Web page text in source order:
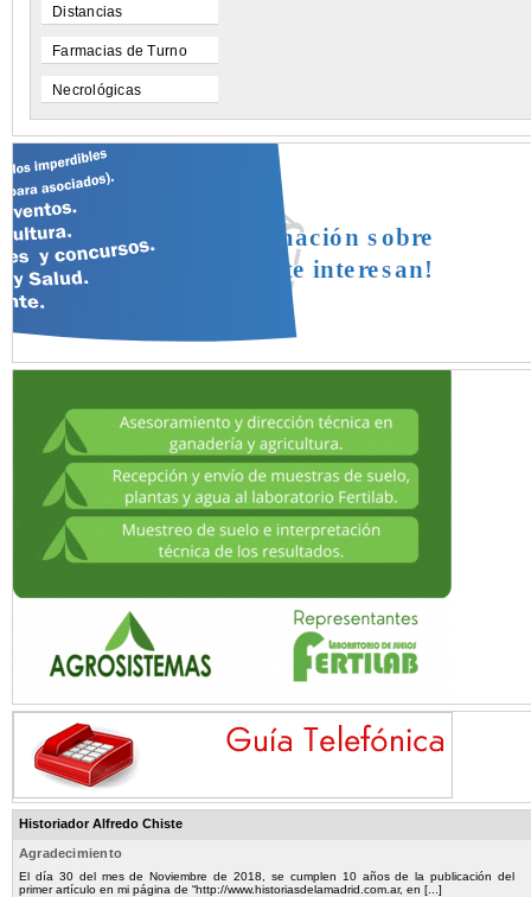
Distancias
Farmacias de Turno
Necrológicas
Historiador Alfredo Chiste
Agradecimiento
El día 30 del mes de Noviembre de 2018, se cumplen 10 años de la publicación del
primer artículo en mi página de “http://www.historiasdelamadrid.com.ar, en [...]